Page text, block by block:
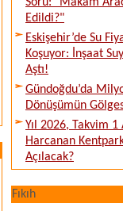
Edildi?"
Eskişehir’de Su
Koşuyor: İnşaat
Aştı!
Gündoğdu’da
Dönüşümün
Yıl 2026, Takvim
Harcanan
Açılacak?
Fıkıh